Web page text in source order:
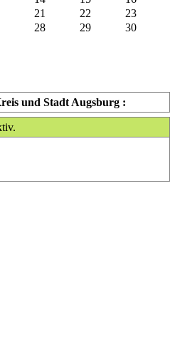
21 22
23
28 29
30
und Stadt Augsburg :